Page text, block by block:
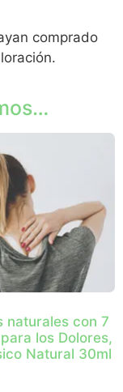
comprado
naturales con 7
los Dolores,
Natural 30ml